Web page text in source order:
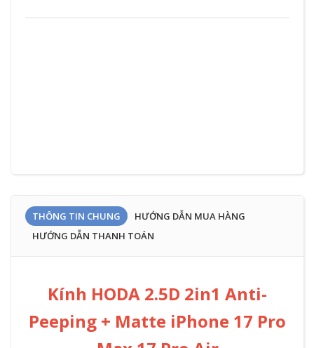
THÔNG TIN CHUNG
HƯỚNG DẪN MUA HÀNG
HƯỚNG DẪN THANH TOÁN
Kính HODA 2.5D 2in1 Anti-
Peeping + Matte iPhone 17 Pro